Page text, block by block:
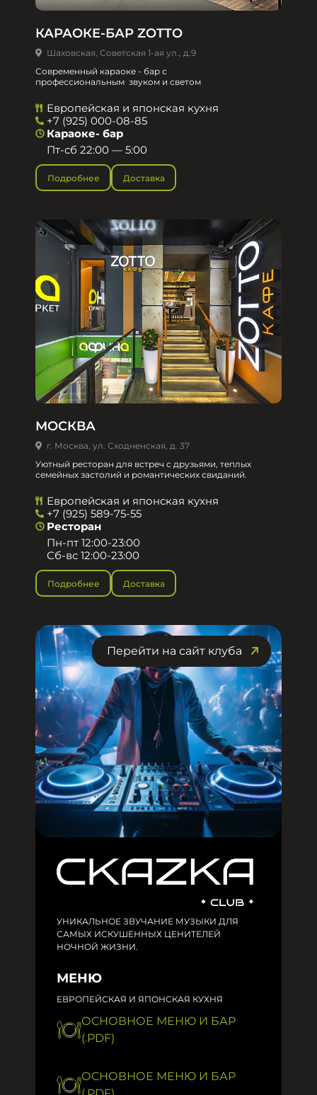
КАРАОКЕ-БАР ZOTTO
Шаховская, Советская 1-ая ул., д.9
Современный караоке - бар с
профессиональным звуком и светом
Европейская и японская кухня
+7 (925) 000-08-85
Караоке- бар
Пт-сб 22:00 — 5:00
Подробнее Доставка
МОСКВА
г. Москва, ул. Сходненская, д. 37
Уютный ресторан для встреч с друзьями, теплых
семейных застолий и романтических свиданий.
Европейская и японская кухня
+7 (925) 589-75-55
Ресторан
Пн-пт 12:00-23:00
Сб-вс 12:00-23:00
Подробнее Доставка
Перейти на сайт клуба
УНИКАЛЬНОЕ ЗВУЧАНИЕ МУЗЫКИ ДЛЯ
САМЫХ ИСКУШЕННЫХ ЦЕНИТЕЛЕЙ
НОЧНОЙ ЖИЗНИ.
МЕНЮ
ЕВРОПЕЙСКАЯ И ЯПОНСКАЯ КУХНЯ
ОСНОВНОЕ МЕНЮ И БАР
(.PDF)
ОСНОВНОЕ МЕНЮ И БАР